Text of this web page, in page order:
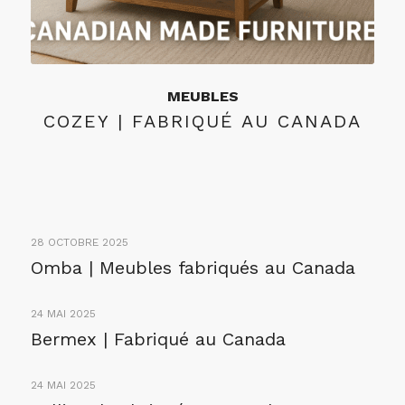
MEUBLES
COZEY | FABRIQUÉ AU CANADA
28 OCTOBRE 2025
Omba | Meubles fabriqués au Canada
24 MAI 2025
Bermex | Fabriqué au Canada
24 MAI 2025